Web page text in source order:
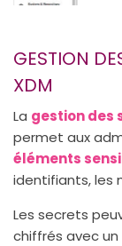
GESTION
XDM
La gestion des
permet aux
éléments
identifiants, les
Les secrets
chiffrés avec